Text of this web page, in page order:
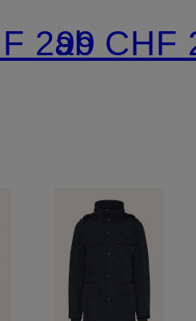
299
mit
ab CHF